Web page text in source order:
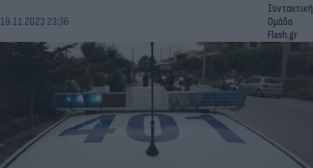
19.11.2023 23:36
Συντακτική
Ομάδα
Flash.gr